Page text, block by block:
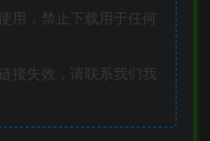
用，禁止下载用于任何
接失效，请联系我们我